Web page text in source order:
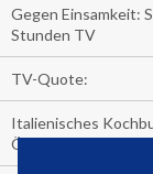
Gegen Einsamkeit:
Stunden TV
TV-Quote:
Italienisches
Österreich und